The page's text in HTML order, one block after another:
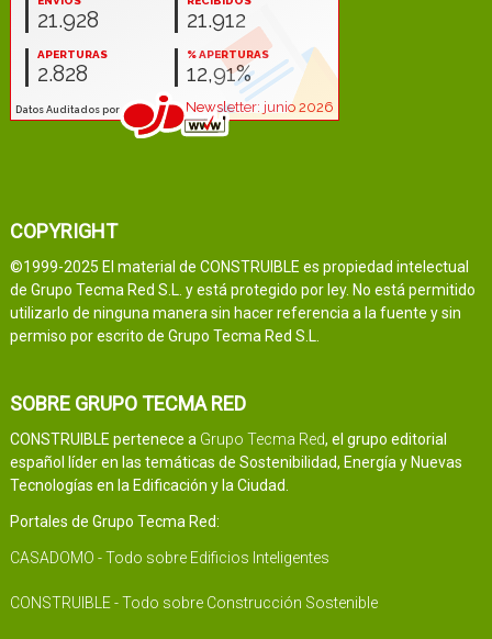
COPYRIGHT
©1999-2025 El material de CONSTRUIBLE es propiedad intelectual
de Grupo Tecma Red S.L. y está protegido por ley. No está permitido
utilizarlo de ninguna manera sin hacer referencia a la fuente y sin
permiso por escrito de Grupo Tecma Red S.L.
SOBRE GRUPO TECMA RED
CONSTRUIBLE pertenece a Grupo Tecma Red, el grupo editorial
español líder en las temáticas de Sostenibilidad, Energía y Nuevas
Tecnologías en la Edificación y la Ciudad.
Portales de Grupo Tecma Red:
CASADOMO - Todo sobre Edificios Inteligentes
CONSTRUIBLE - Todo sobre Construcción Sostenible